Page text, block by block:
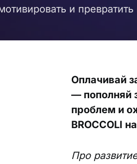
и
Оплачивай
— пополняй
проблем и
BROCCOLI
Про